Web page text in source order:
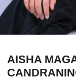
AISHA